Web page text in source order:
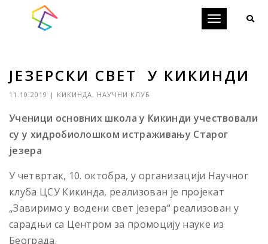
Toggle
ЈЕЗЕРСКИ СВЕТ У КИКИНДИ
11.10.2019 | КИКИНДА, НАУЧНИ КЛУБ
Ученици основних школа у Кикинди учествовали
су у хидробиолошком истраживању Старог
језера
У четвртак, 10. октобра, у организацији Научног
клуба ЦСУ Кикинда, реализован je пројекат
„Завиримо у водени свет језера“ реализован у
сарадњи са Центром за промоцију науке из
Београда.